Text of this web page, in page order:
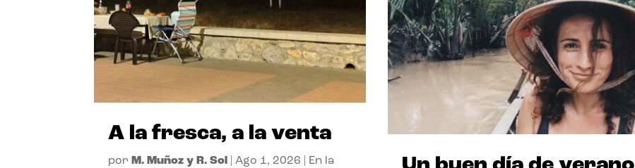
A la fresca, a la venta
por M. Muñoz y R. Sol |Ago 1, 2026 En la